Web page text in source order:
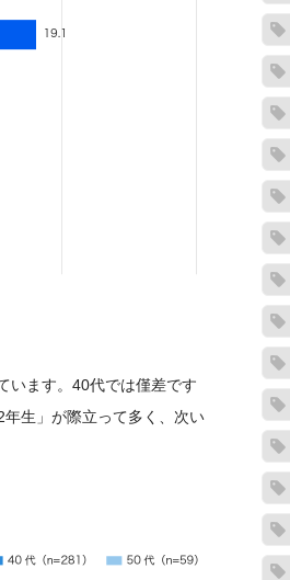
います。40代では僅差です
生」が際立って多く、次い